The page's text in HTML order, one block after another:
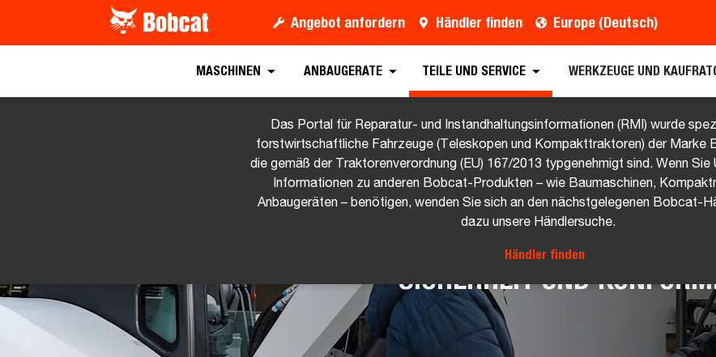
Angebot anfordern Händler finden Europe (Deutsch)
MASCHINEN ANBAUGERATE TEILE UND SERVICE WERKZEUGE UND
Das Portal für Reparatur- und Instandhaltungsinformationen (RMI) wurde
forstwirtschaftliche Fahrzeuge (Teleskopen und Kompakttraktoren) der Marke
die gemäß der Traktorenverordnung (EU) 167/2013 typgenehmigt sind. Wenn
Informationen zu anderen Bobcat-Produkten – wie Baumaschinen,
Anbaugeräten – benötigen, wenden Sie sich an den nächstgelegenen Bobcat-
dazu unsere Händlersuche.
Händler finden
SICHERHEIT UND